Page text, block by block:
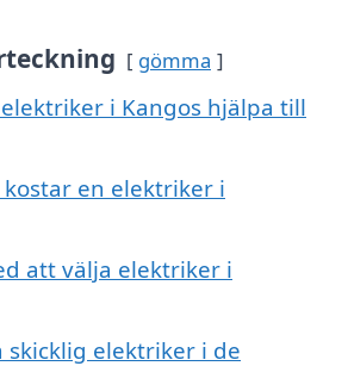
gömma
i Kangos hjälpa till
en elektriker i
att välja elektriker i
skicklig elektriker i de